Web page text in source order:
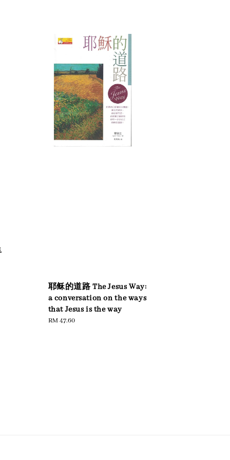
耶稣的道路 The Jesus Way:
a conversation on the ways
that Jesus is the way
Regular
RM 47.60